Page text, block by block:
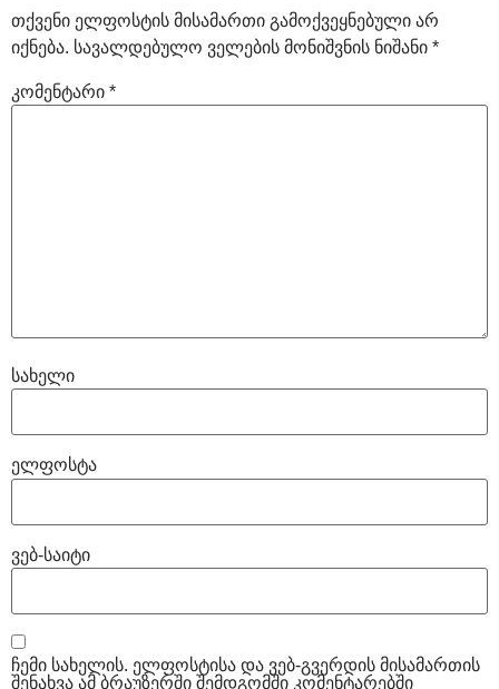
თქვენი ელფოსტის მისამართი გამოქვეყნებული არ
იქნება. სავალდებულო ველების მონიშვნის ნიშანი *
კომენტარი *
სახელი
ელფოსტა
ვებ-საიტი
ჩემი სახელის. ელფოსტისა და ვებ-გვერდის მისამართის
შენახვა ამ ბრაუზერში შემდგომში კომენტარებში